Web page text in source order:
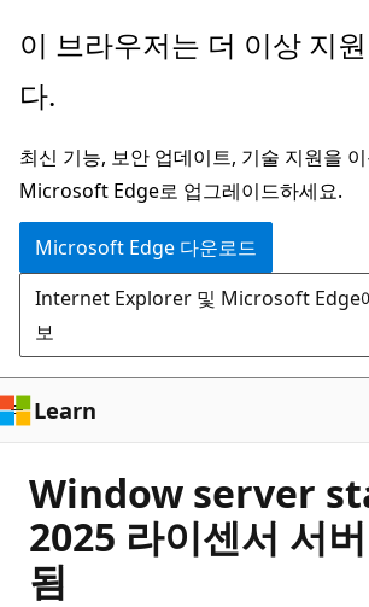
주
콘
츠
로
건
너
뛰
기
이 브라우저는 더 이상 지
다.
최신 기능, 보안 업데이트, 기술 지원을
Microsoft Edge로 업그레이드하세요.
Microsoft Edge 다운로드
Internet Explorer 및 Microsoft Edge
보
Learn
Window server
2025 라이센서 서
됨